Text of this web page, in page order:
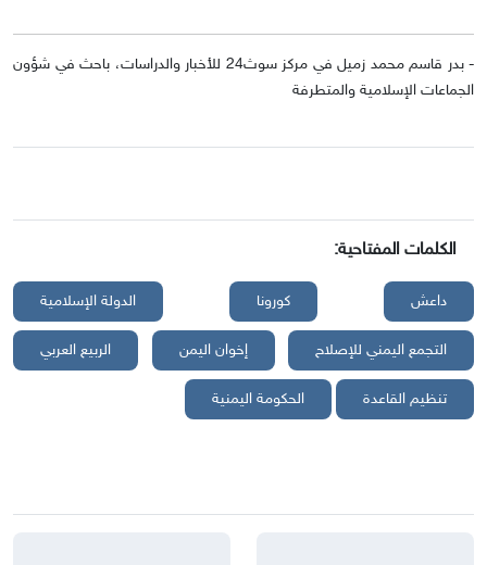
- بدر قاسم محمد زميل في مركز سوث24 للأخبار والدراسات، باحث في شؤون
الجماعات الإسلامية والمتطرفة
الكلمات المفتاحية:
داعش كورونا الدولة الإسلامية
التجمع اليمني للإصلاح إخوان اليمن الربيع العربي
تنظيم القاعدة الحكومة اليمنية